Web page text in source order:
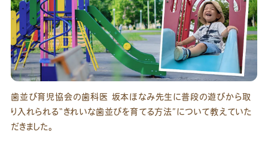
歯並び育児協会の歯科医 坂本ほなみ先生に普段の遊びから取
り入れられる“きれいな歯並びを育てる方法”について教えていた
だきました。